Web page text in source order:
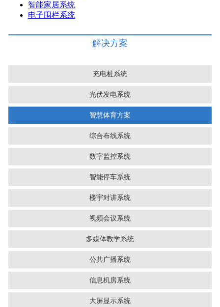
智能家居系统
电子围栏系统
解决方案
充电桩系统
光伏发电系统
智慧体育方案
综合布线系统
数字监控系统
智能停车系统
楼宇对讲系统
视频会议系统
多媒体教学系统
公共广播系统
信息机房系统
大屏显示系统